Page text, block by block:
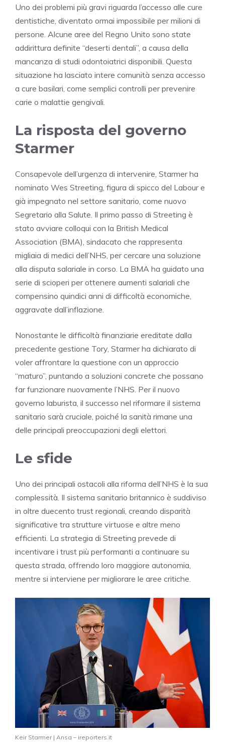
Uno dei problemi più gravi riguarda l’accesso alle cure
dentistiche, diventato ormai impossibile per milioni di
persone. Alcune aree del Regno Unito sono state
addirittura definite “deserti dentali”, a causa della
mancanza di studi odontoiatrici disponibili. Questa
situazione ha lasciato intere comunità senza accesso
a cure basilari, come semplici controlli per prevenire
carie o malattie gengivali.
La risposta del governo
Starmer
Consapevole dell’urgenza di intervenire, Starmer ha
nominato Wes Streeting, figura di spicco del Labour e
già impegnato nel settore sanitario, come nuovo
Segretario alla Salute. Il primo passo di Streeting è
stato avviare colloqui con la British Medical
Association (BMA), sindacato che rappresenta
migliaia di medici dell’NHS, per cercare una soluzione
alla disputa salariale in corso. La BMA ha guidato una
serie di scioperi per ottenere aumenti salariali che
compensino quindici anni di difficoltà economiche,
aggravate dall’inflazione.
Nonostante le difficoltà finanziarie ereditate dalla
precedente gestione Tory, Starmer ha dichiarato di
voler affrontare la questione con un approccio
“maturo”, puntando a soluzioni concrete che possano
far funzionare nuovamente l’NHS. Per il nuovo
governo laburista, il successo nel riformare il sistema
sanitario sarà cruciale, poiché la sanità rimane una
delle principali preoccupazioni degli elettori.
Le sfide
Uno dei principali ostacoli alla riforma dell’NHS è la sua
complessità. Il sistema sanitario britannico è suddiviso
in oltre duecento trust regionali, creando disparità
significative tra strutture virtuose e altre meno
efficienti. La strategia di Streeting prevede di
incentivare i trust più performanti a continuare su
questa strada, offrendo loro maggiore autonomia,
mentre si interviene per migliorare le aree critiche.
Keir Starmer | Ansa – ireporters.it